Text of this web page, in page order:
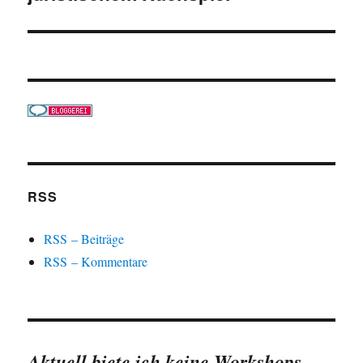
RSS
RSS – Beiträge
RSS – Kommentare